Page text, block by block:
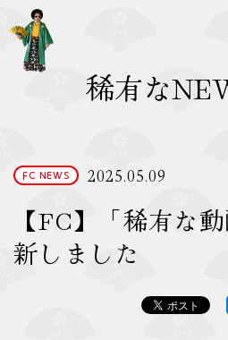
稀有な
FC NEWS 2025.05.09
【FC】「稀有な
新しました